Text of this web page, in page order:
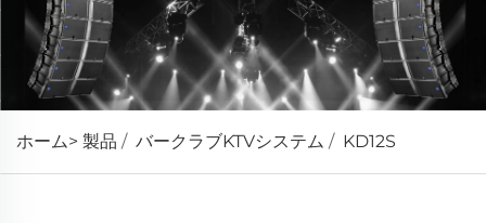
ホーム> 製品 / バークラブKTVシステム / KD12S